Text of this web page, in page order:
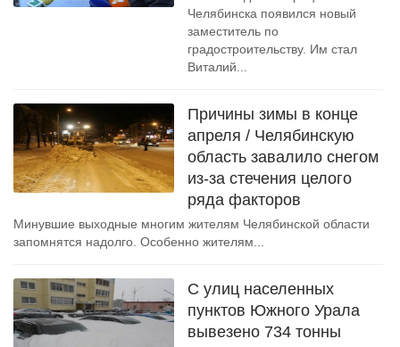
Челябинска появился новый
заместитель по
градостроительству. Им стал
Виталий...
Причины зимы в конце
апреля / Челябинскую
область завалило снегом
из-за стечения целого
ряда факторов
Минувшие выходные многим жителям Челябинской области
запомнятся надолго. Особенно жителям...
С улиц населенных
пунктов Южного Урала
вывезено 734 тонны